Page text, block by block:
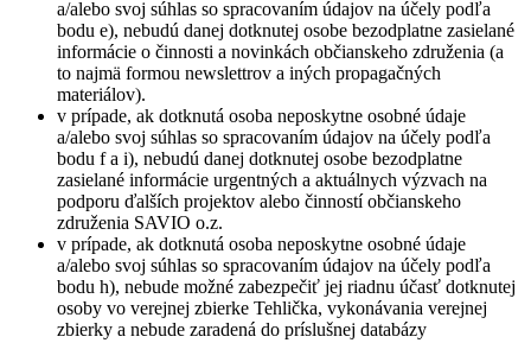
a/alebo svoj súhlas so spracovaním údajov na účely podľa
bodu e), nebudú danej dotknutej osobe bezodplatne zasielané
informácie o činnosti a novinkách občianskeho združenia (a
to najmä formou newslettrov a iných propagačných
materiálov).
v prípade, ak dotknutá osoba neposkytne osobné údaje
a/alebo svoj súhlas so spracovaním údajov na účely podľa
bodu f a i), nebudú danej dotknutej osobe bezodplatne
zasielané informácie urgentných a aktuálnych výzvach na
podporu ďalších projektov alebo činností občianskeho
združenia SAVIO o.z.
v prípade, ak dotknutá osoba neposkytne osobné údaje
a/alebo svoj súhlas so spracovaním údajov na účely podľa
bodu h), nebude možné zabezpečiť jej riadnu účasť dotknutej
osoby vo verejnej zbierke Tehlička, vykonávania verejnej
zbierky a nebude zaradená do príslušnej databázy